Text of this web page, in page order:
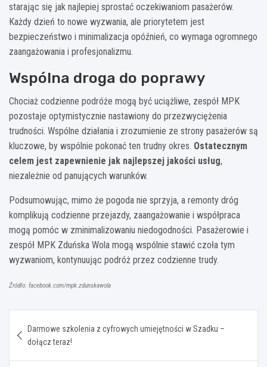
starając się jak najlepiej sprostać oczekiwaniom pasażerów.
Każdy dzień to nowe wyzwania, ale priorytetem jest
bezpieczeństwo i minimalizacja opóźnień, co wymaga ogromnego
zaangażowania i profesjonalizmu.
Wspólna droga do poprawy
Chociaż codzienne podróże mogą być uciążliwe, zespół MPK
pozostaje optymistycznie nastawiony do przezwyciężenia
trudności. Wspólne działania i zrozumienie ze strony pasażerów są
kluczowe, by wspólnie pokonać ten trudny okres. Ostatecznym
celem jest zapewnienie jak najlepszej jakości usług,
niezależnie od panujących warunków.
Podsumowując, mimo że pogoda nie sprzyja, a remonty dróg
komplikują codzienne przejazdy, zaangażowanie i współpraca
mogą pomóc w zminimalizowaniu niedogodności. Pasażerowie i
zespół MPK Zduńska Wola mogą wspólnie stawić czoła tym
wyzwaniom, kontynuując podróż przez codzienne trudy.
Źródło: facebook.com/mpk.zdunskawola
wpisu
Darmowe szkolenia z cyfrowych umiejętności w Szadku –
dołącz teraz!